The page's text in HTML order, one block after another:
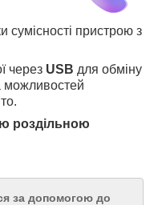
сумісності пристрою з
через USB для обміну
можливостей
роздільною
за допомогою до